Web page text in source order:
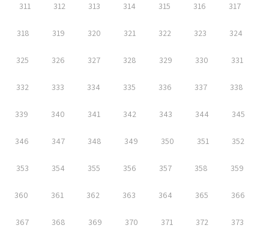
311 312 313 314 315 316 317
318 319 320 321 322 323 324
325 326 327 328 329 330 331
332 333 334 335 336 337 338
339 340 341 342 343 344 345
346 347 348 349 350 351 352
353 354 355 356 357 358 359
360 361 362 363 364 365 366
367 368 369 370 371 372 373